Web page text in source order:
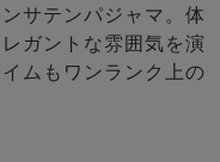
サテンパジャマ。体
ガントな雰囲気を演
ムもワンランク上の